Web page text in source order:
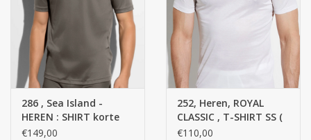
Huis en nacht kledij (
DAMES )
Merken
286 , Sea Island -
HEREN : SHIRT korte
mouw SS - 100 %
€149,00
252, Heren, ROYAL
CLASSIC , T-SHIRT SS (
Gebreid single jersey,
€110,00